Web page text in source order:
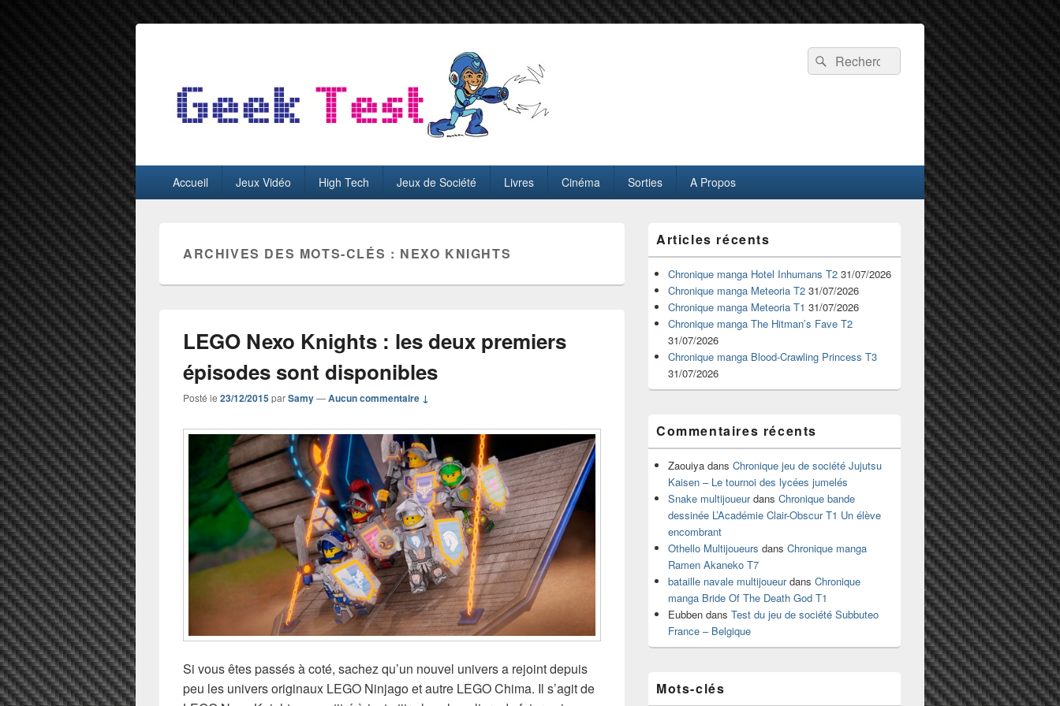
GeekTest
Recherche :
Rechercher
principalAccueil Jeux Vidéo High Tech Jeux de Société Livres Cinéma Sorties A Propos
ARCHIVES DES MOTS-CLÉS : NEXO KNIGHTS
LEGO Nexo Knights : les deux premiers
épisodes sont disponibles
Posté le 23/12/2015parSamy—Aucun commentaire ↓
Si vous êtes passés à coté, sachez qu’un nouvel univers a rejoint depuis
peu les univers originaux LEGO Ninjago et autre LEGO Chima. Il s’agit de
principale
de
widget
pour
barre
latérale
Articles récents
Chronique manga Hotel Inhumans T2 31/07/2026
Chronique manga Meteoria T2 31/07/2026
Chronique manga Meteoria T1 31/07/2026
Chronique manga The Hitman’s Fave T2
31/07/2026
Chronique manga Blood-Crawling Princess T3
31/07/2026
Commentaires récents
Zaouiya dans Chronique jeu de société Jujutsu
Kaisen – Le tournoi des lycées jumelés
Snake multijoueurdans Chronique bande
dessinée L’Académie Clair-Obscur T1 Un élève
encombrant
Othello Multijoueurs dans Chronique manga
Ramen Akaneko T7
bataille navale multijoueurdans Chronique
manga Bride Of The Death God T1
Eubben dans Test du jeu de société Subbuteo
France – Belgique
Mots-clés